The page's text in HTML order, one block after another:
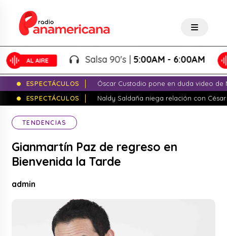
Salsa 90's |5:00AM - 6:00AM
ESPECTÁCULOS
Óscar Custodio pone en duda video de
ESPECTÁCULOS
Naldy Saldaña niega relación con
TENDENCIAS
Gianmartín Paz de regreso en
Bienvenida la Tarde
admin